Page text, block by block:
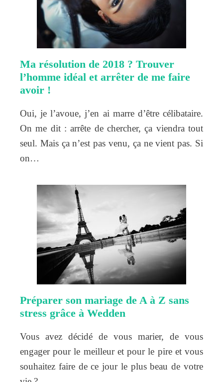
Ma résolution de 2018 ? Trouver
l’homme idéal et arrêter de me faire
avoir !
Oui, je l’avoue, j’en ai marre d’être célibataire.
On me dit : arrête de chercher, ça viendra tout
seul. Mais ça n’est pas venu, ça ne vient pas. Si
on…
Préparer son mariage de A à Z sans
stress grâce à Wedden
Vous avez décidé de vous marier, de vous
engager pour le meilleur et pour le pire et vous
souhaitez faire de ce jour le plus beau de votre